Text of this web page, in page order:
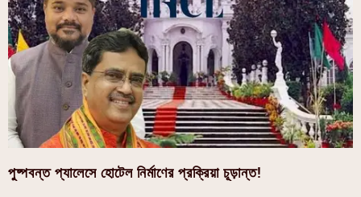
পুষ্পবন্ত প্যালেসে হোটেল নির্মাণের প্রক্রিয়া চূড়ান্ত!